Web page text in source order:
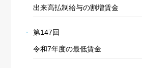
出来高払制給与の割増賃金
第147回
令和7年度の最低賃金